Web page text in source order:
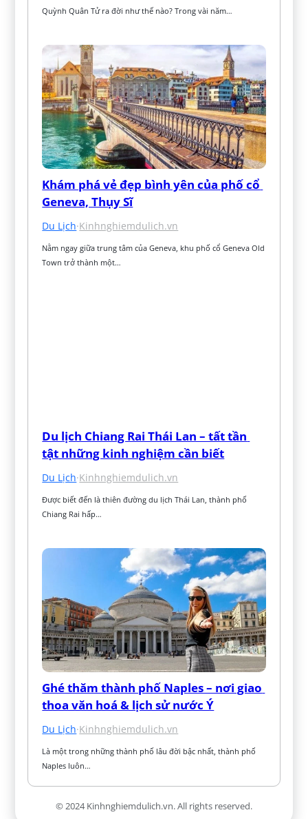
Quỳnh Quân Tử ra đời như thế nào? Trong vài năm…
Khám phá vẻ đẹp bình yên của phố cổ
Geneva, Thụy Sĩ
Du Lịch·Kinhnghiemdulich.vn
Nằm ngay giữa trung tâm của Geneva, khu phố cổ Geneva Old
Town trở thành một…
Du lịch Chiang Rai Thái Lan – tất tần
tật những kinh nghiệm cần biết
Du Lịch·Kinhnghiemdulich.vn
Được biết đến là thiên đường du lịch Thái Lan, thành phố
Chiang Rai hấp…
Ghé thăm thành phố Naples – nơi giao
thoa văn hoá & lịch sử nước Ý
Du Lịch·Kinhnghiemdulich.vn
Là một trong những thành phố lâu đời bậc nhất, thành phố
Naples luôn…
© 2024 Kinhnghiemdulich.vn. All rights reserved.